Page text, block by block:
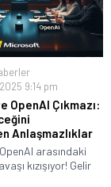
9:14 pm
OpenAI Çıkmazı:
Anlaşmazlıklar
arasındaki
kızışıyor! Gelir